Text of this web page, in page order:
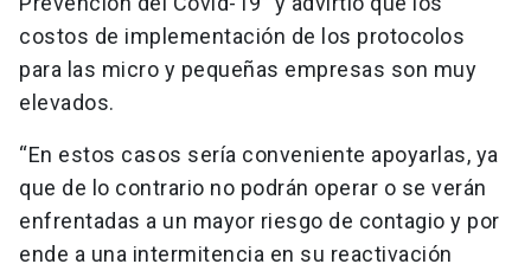
costos de implementación de los protocolos
para las micro y pequeñas empresas son muy
elevados.
“En estos casos sería conveniente apoyarlas, ya
que de lo contrario no podrán operar o se verán
enfrentadas a un mayor riesgo de contagio y por
ende a una intermitencia en su reactivación